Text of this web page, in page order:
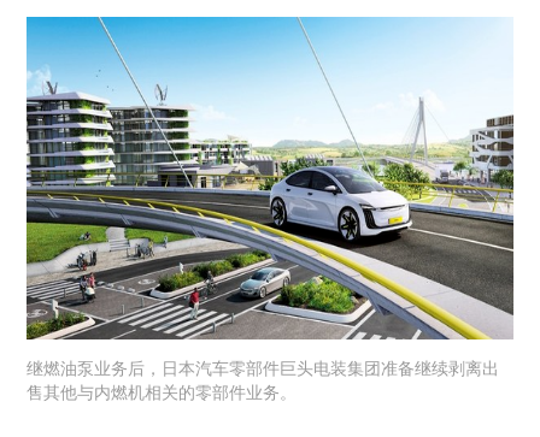
继燃油泵业务后，日本汽车零部件巨头电装集团准备继续剥离出
售其他与内燃机相关的零部件业务。